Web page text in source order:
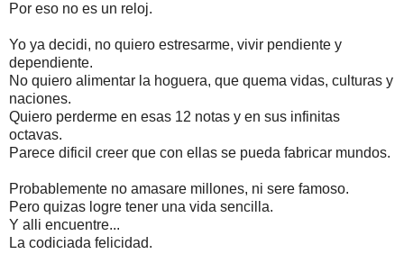
Por eso no es un reloj.
Yo ya decidi, no quiero estresarme, vivir pendiente y
dependiente.
No quiero alimentar la hoguera, que quema vidas, culturas y
naciones.
Quiero perderme en esas 12 notas y en sus infinitas
octavas.
Parece dificil creer que con ellas se pueda fabricar mundos.
Probablemente no amasare millones, ni sere famoso.
Pero quizas logre tener una vida sencilla.
Y alli encuentre...
La codiciada felicidad.